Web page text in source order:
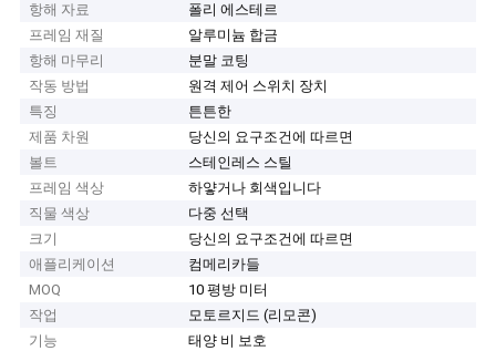
항해 자료
폴리 에스테르
프레임 재질
알루미늄 합금
항해 마무리
분말 코팅
작동 방법
원격 제어 스위치 장치
특징
튼튼한
제품 차원
당신의 요구조건에 따르면
볼트
스테인레스 스틸
프레임 색상
하얗거나 회색입니다
직물 색상
다중 선택
크기
당신의 요구조건에 따르면
애플리케이션
컴메리카들
MOQ
10 평방 미터
작업
모토르지드 (리모콘)
기능
태양 비 보호